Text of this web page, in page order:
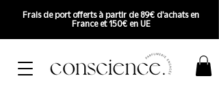
Frais de port offerts à partir de 89€ d'achats en
France et 150€ en UE